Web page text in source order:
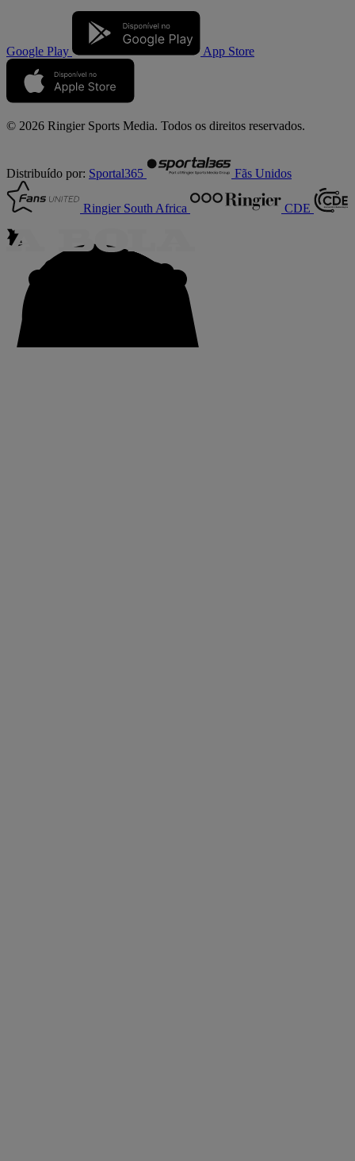
Google Play App Store
© 2026 Ringier Sports Media. Todos os direitos reservados.
Distribuído por: Sportal365 Fãs Unidos
Ringier South Africa CDE